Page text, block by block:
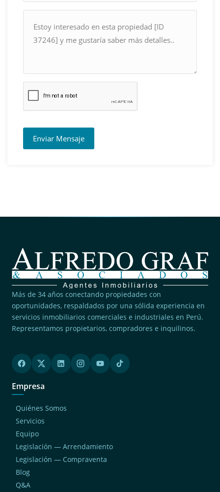
Enviar Mensaje
Más de 34 años conectando propiedades con
oportunidades, respaldados por una sólida experiencia en
servicios inmobiliarios comerciales e industriales en Perú.
Representamos propietarios, compradores e inquilinos.
Empresa
Quiénes Somos
Servicios
Equipo
Legislación — Arrendamiento
Legislación — Compraventa
Blog
Q&A